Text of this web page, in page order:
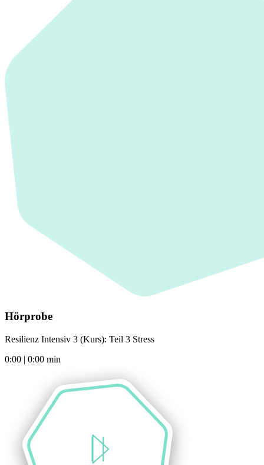
Hörprobe
Resilienz Intensiv 3 (Kurs): Teil 3 Stress
0:00 | 0:00 min